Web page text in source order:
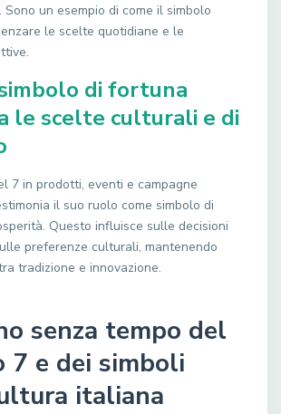
Sono un esempio di come il simbolo
le scelte quotidiane e le
di fortuna
le scelte culturali e di
7 in prodotti, eventi e campagne
il suo ruolo come simbolo di
Questo influisce sulle decisioni
preferenze culturali, mantenendo
tradizione e innovazione.
senza tempo del
7 e dei simboli
italiana